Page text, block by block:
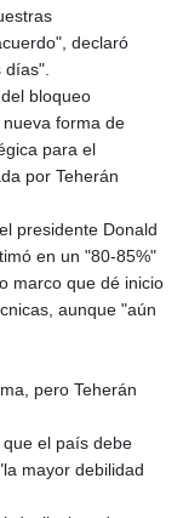
declaró
bloqueo
forma de
para el
por Teherán
presidente Donald
en un "80-85%"
marco que dé inicio
aunque "aún
pero Teherán
el país debe
mayor debilidad